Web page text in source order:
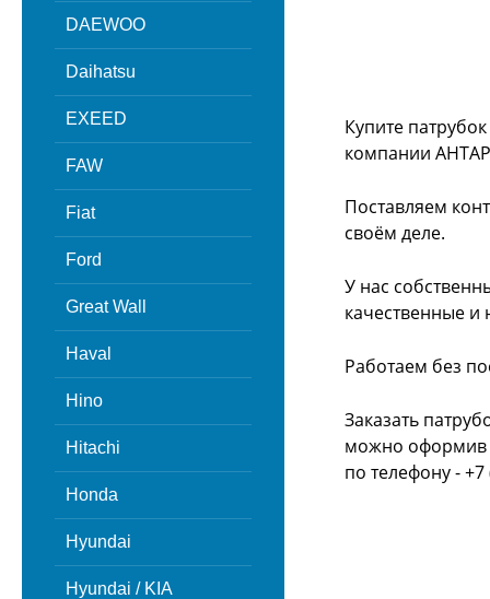
DAEWOO
Daihatsu
EXEED
FAW
Fiat
Ford
Great Wall
Haval
Hino
Hitachi
Honda
Hyundai
Hyundai / KIA
Купите
компании
Поставляем
своём деле.
У нас
качественные и
Работаем без
Заказать
можно оформив
по телефону -